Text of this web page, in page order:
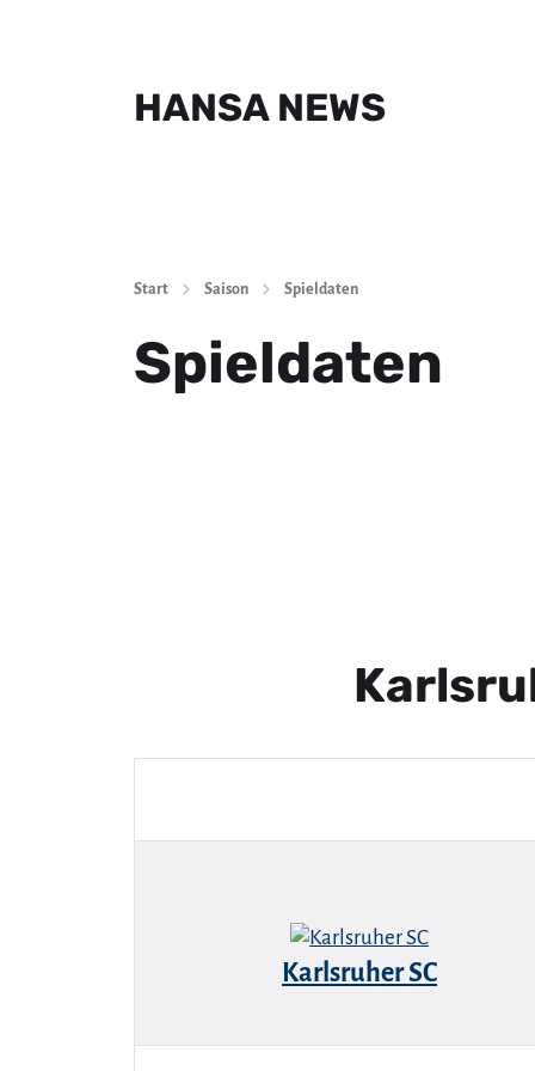
HANSA NEWS
Start Saison Spieldaten
Spieldaten
Karlsruher SC